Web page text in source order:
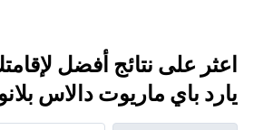
اعثر على نتائج أفضل
يارد باي ماريوت دالاس